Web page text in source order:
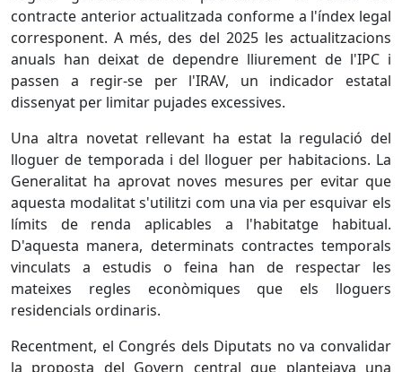
contracte anterior actualitzada conforme a l'índex legal
corresponent. A més, des del 2025 les actualitzacions
anuals han deixat de dependre lliurement de l'IPC i
passen a regir-se per l'IRAV, un indicador estatal
dissenyat per limitar pujades excessives.
Una altra novetat rellevant ha estat la regulació del
lloguer de temporada i del lloguer per habitacions. La
Generalitat ha aprovat noves mesures per evitar que
aquesta modalitat s'utilitzi com una via per esquivar els
límits de renda aplicables a l'habitatge habitual.
D'aquesta manera, determinats contractes temporals
vinculats a estudis o feina han de respectar les
mateixes regles econòmiques que els lloguers
residencials ordinaris.
Recentment, el Congrés dels Diputats no va convalidar
la proposta del Govern central que plantejava una